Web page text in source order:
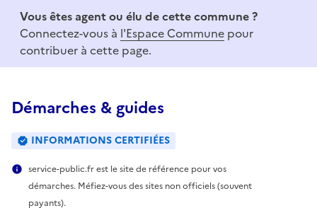
Vous êtes agent ou élu de cette commune ?
Connectez-vous à l'Espace Commune pour
contribuer à cette page.
Démarches & guides
INFORMATIONS CERTIFIÉES
service-public.fr est le site de référence pour vos
démarches. Méfiez-vous des sites non officiels (souvent
payants).